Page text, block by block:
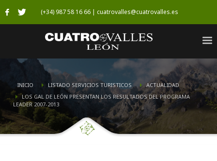
(+34) 987 58 16 66 | cuatrovalles@cuatrovalles.es
INICIO LISTADO SERVICIOS TURISTICOS
ACTUALIDAD
LOS GAL DE LEÓN PRESENTAN LOS RESULTADOS DEL PROGRAMA
LEADER 2007-2013